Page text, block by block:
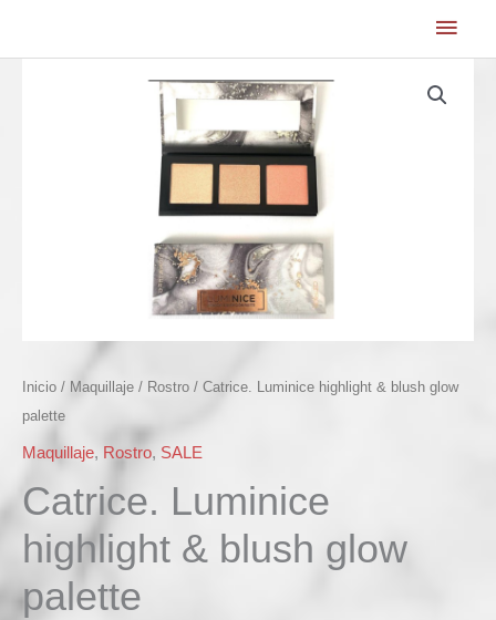
Inicio / Maquillaje / Rostro / Catrice. Luminice highlight & blush glow
palette
Maquillaje, Rostro, SALE
Catrice. Luminice
highlight & blush glow
palette